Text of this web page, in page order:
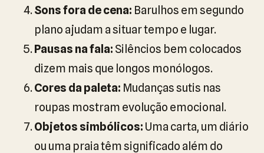
Sons fora de cena: Barulhos em segundo
plano ajudam a situar tempo e lugar.
Pausas na fala: Silêncios bem colocados
dizem mais que longos monólogos.
Cores da paleta: Mudanças sutis nas
roupas mostram evolução emocional.
Objetos simbólicos: Uma carta, um diário
ou uma praia têm significado além do